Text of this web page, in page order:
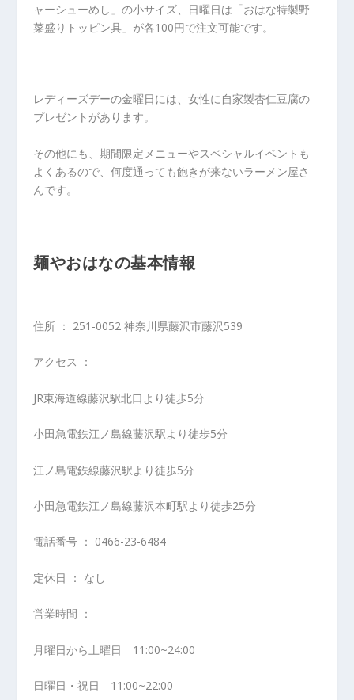
ャーシューめし」の小サイズ、日曜日は「おはな特製野
菜盛りトッピン具」が各100円で注文可能です。
レディーズデーの金曜日には、女性に自家製杏仁豆腐の
プレゼントがあります。
その他にも、期間限定メニューやスペシャルイベントも
よくあるので、何度通っても飽きが来ないラーメン屋さ
んです。
麺やおはなの基本情報
住所 ： 251-0052 神奈川県藤沢市藤沢539
アクセス ：
JR東海道線藤沢駅北口より徒歩5分
小田急電鉄江ノ島線藤沢駅より徒歩5分
江ノ島電鉄線藤沢駅より徒歩5分
小田急電鉄江ノ島線藤沢本町駅より徒歩25分
電話番号 ： 0466-23-6484
定休日 ： なし
営業時間 ：
月曜日から土曜日 11:00~24:00
日曜日・祝日 11:00~22:00